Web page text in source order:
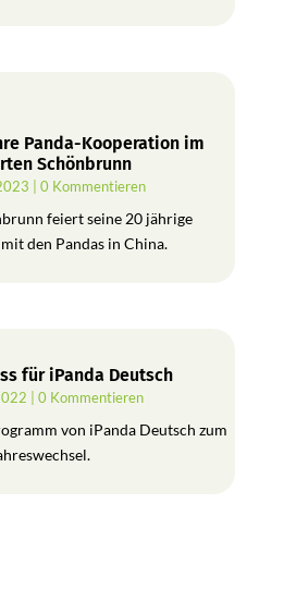
Panda-Kooperation im
Schönbrunn
| 0 Kommentieren
feiert seine 20 jährige
den Pandas in China.
für iPanda Deutsch
| 0 Kommentieren
von iPanda Deutsch zum